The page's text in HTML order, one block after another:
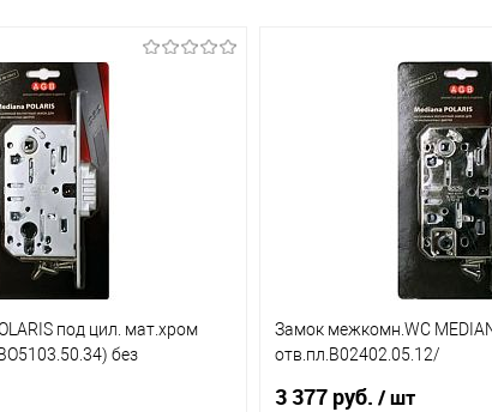
под цил. мат.хром
без
Замок межкомн.WC
отв.пл.В02402.05.12/
3 377 руб. / шт